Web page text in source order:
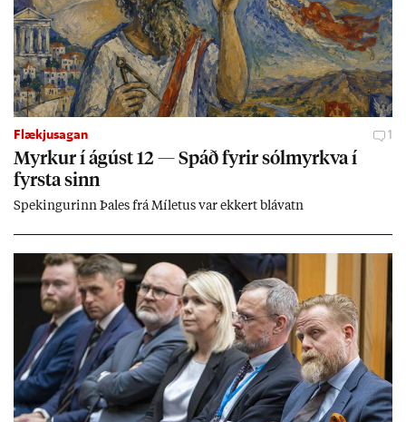
Flækjusagan 1
Myrk­ur í ág­úst 12 — Spáð fyr­ir sól­myrkva í
fyrsta sinn
Spek­ing­ur­inn Þa­les frá Míletus var ekk­ert blá­vatn